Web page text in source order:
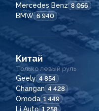
Mercedes Benz 8 056
BMW 6 940
Китай
Только левый руль
Geely 4 854
Changan 4 428
Omoda 1 449
Li Auto 1 258